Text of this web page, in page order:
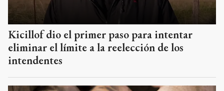
Kicillof dio el primer paso para intentar
eliminar el límite a la reelección de los
intendentes